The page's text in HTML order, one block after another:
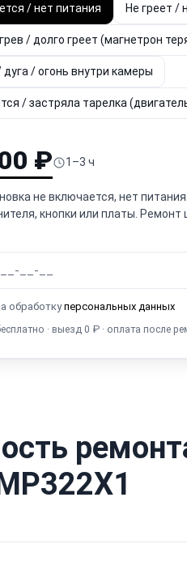
/ нет питания Не греет /
/ долго греет (магнетрон
/ огонь внутри камеры
/ застряла тарелка
₽ 1–3 ч
не включается, нет
кнопки или платы. Ремонт
обработкуперсональных данных
· выезд 0 ₽ · оплата после